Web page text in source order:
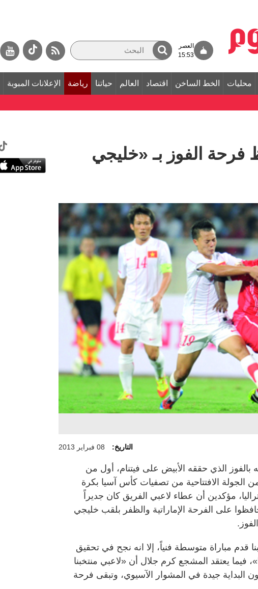
العصر
15:53
محليات الخط الساخن اقتصاد العالم حياتنا رياضة الإعلانات المبوبة
فرحة الفوز بـ «خليجي
التاريخ: 08 فبراير 2013
الذي حققه الأبيض على فيتنام، أول من
الافتتاحية من تصفيات كأس آسيا بكرة
نهائياتها ‬2015 في استراليا، مؤكدين أن عطاء لاعبي الفريق كان جديراً
على الفرحة الإماراتية والظفر بلقب خليجي
قدم مباراة متوسطة فنياً، إلا انه نجح في تحقيق
فيما يعتقد المشجع كرم جلال أن «لاعبي منتخبنا
البداية جيدة في المشوار الآسيوي، وتبقى فرحة